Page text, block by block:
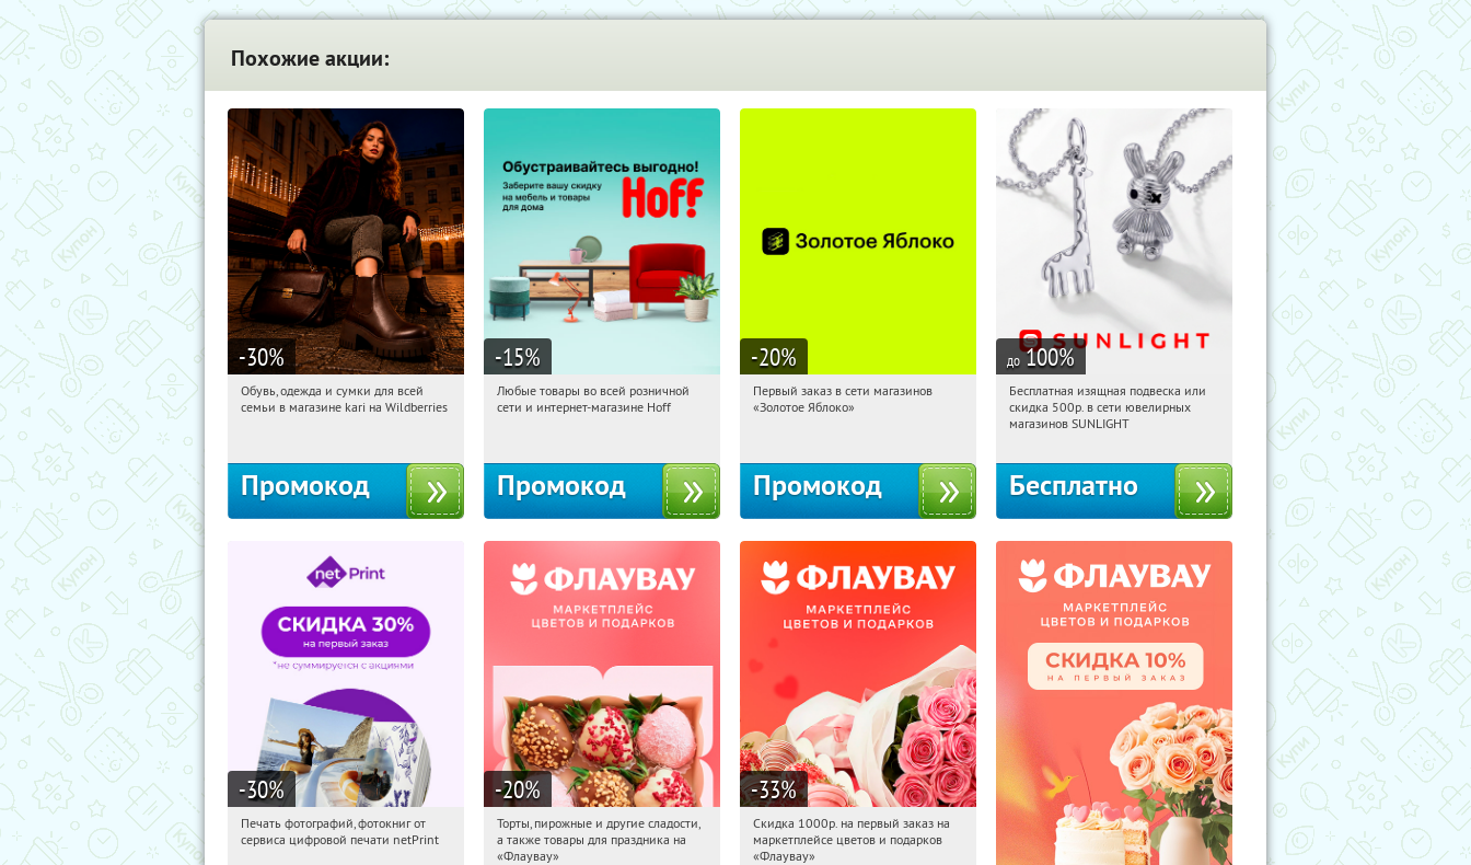
Похожие акции:
-30%
04:45:28 Получили:
Обувь, одежда и сумки для всей
семьи в магазине kari на Wildberries
Промокод
-15%
04:45:28 Получили:
Любые товары во всей розничной
сети и интернет-магазине Hoff
Промокод
-20%
04:45:28
Получи первым!
Первый заказ в сети магазинов
«Золотое Яблоко»
Промокод
до 100%
04:45:28 Получили:
Россия
Бесплатная изящная подвеска или
скидка 500р. в сети ювелирных
магазинов SUNLIGHT
Бесплатно
-30%
04:45:28 Получили:
Печать фотографий, фотокниг от
сервиса цифровой печати netPrint
-20%
04:45:28 Получили:
Россия
Торты, пирожные и другие сладости,
а также товары для праздника на
«Флаувау»
-33%
04:45:28 Получили:
Россия
Скидка 1000р. на первый заказ на
маркетплейсе цветов и подарков
«Флаувау»